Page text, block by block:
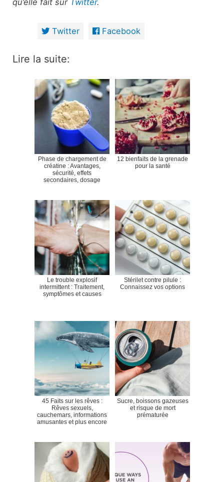
qu’elle fait sur Twitter.
Twitter Facebook
Lire la suite:
Phase de chargement de
créatine : Avantages,
sécurité, effets
secondaires, dosage
12 bienfaits de la grenade
pour la santé
Le trouble explosif
intermittent : Traitement,
symptômes et causes
Stérilet contre pilule :
Connaissez vos options
45 Faits sur les rêves :
Rêves sexuels,
cauchemars, informations
amusantes et plus encore
Sucre, boissons gazeuses
et risque de mort
prématurée